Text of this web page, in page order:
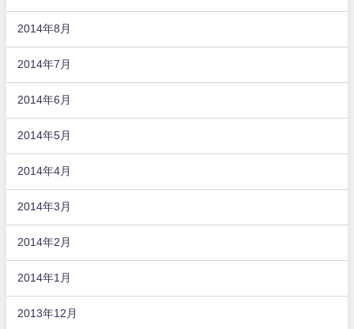
2014年8月
2014年7月
2014年6月
2014年5月
2014年4月
2014年3月
2014年2月
2014年1月
2013年12月